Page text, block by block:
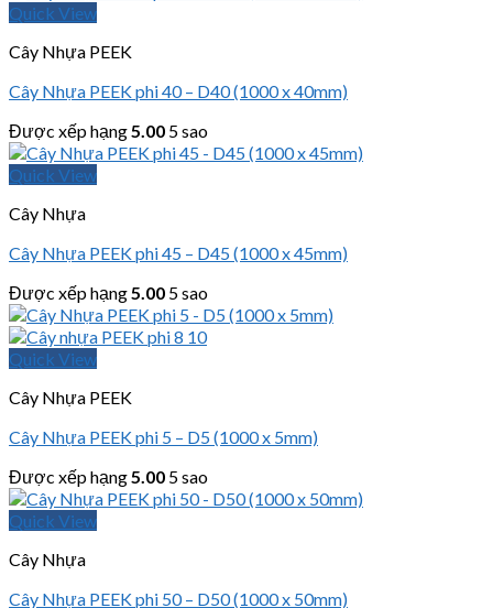
Quick View
Cây Nhựa PEEK
Cây Nhựa PEEK phi 40 – D40 (1000 x 40mm)
Được xếp hạng5.00 5 sao
Quick View
Cây Nhựa
Cây Nhựa PEEK phi 45 – D45 (1000 x 45mm)
Được xếp hạng5.00 5 sao
Quick View
Cây Nhựa PEEK
Cây Nhựa PEEK phi 5 – D5 (1000 x 5mm)
Được xếp hạng5.00 5 sao
Quick View
Cây Nhựa
Cây Nhựa PEEK phi 50 – D50 (1000 x 50mm)